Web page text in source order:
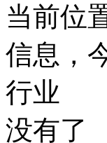
当前位
信息，
行业
没有了